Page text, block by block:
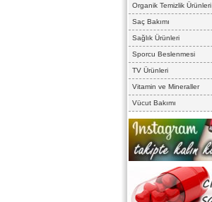
Organik Temizlik Ürünleri
Saç Bakımı
Sağlık Ürünleri
Sporcu Beslenmesi
TV Ürünleri
Vitamin ve Mineraller
Vücut Bakımı